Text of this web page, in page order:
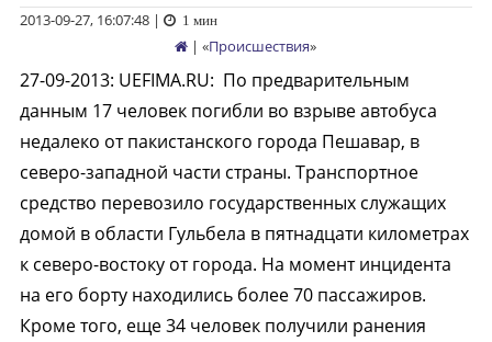
2013-09-27, 16:07:48| 1 мин
| «Происшествия»
27-09-2013: UEFIMA.RU: По предварительным
данным 17 человек погибли во взрыве автобуса
недалеко от пакистанского города Пешавар, в
северо-западной части страны. Транспортное
средство перевозило государственных служащих
домой в области Гульбела в пятнадцати километрах
к северо-востоку от города. На момент инцидента
на его борту находились более 70 пассажиров.
Кроме того, еще 34 человек получили ранения